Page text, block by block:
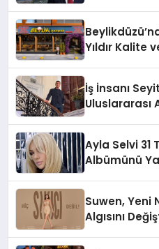
Hayata
Yıldır Kalite
İş İnsanı
Uluslararası
Ayla Selvi 31
Albümünü
Suwen, Yeni
Algısını